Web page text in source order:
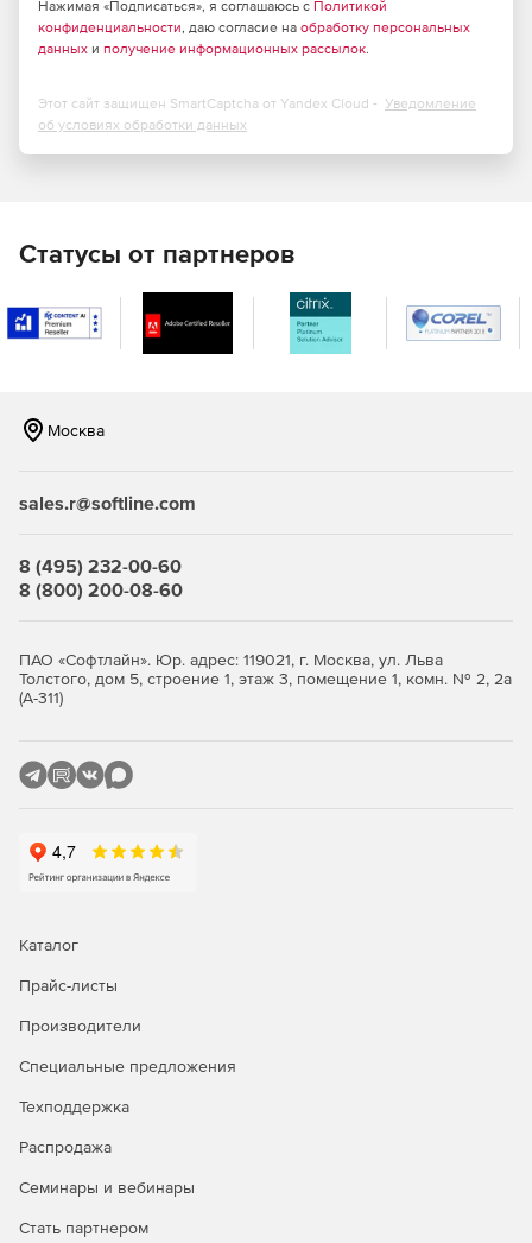
и вирусов
Kaspersky Security обеспечивает защиту от различных
видов вредоносных программ и вирусов, которые могут
угрожать безопасности данных. Это важно для
Контроль доступа
доступа, позволяющие ограничивать доступ к данным
конфиденциальной информации.
Kaspersky предлагает средства шифрования данных, что
обеспечивает дополнительный уровень защиты в случае
хранящейся на серверах.
Системы безопасности Kaspersky обеспечивают
мониторинг событий и предоставляют аналитику,
внедрения
совместимости с различными системами хранения
инфраструктуру бизнеса.
Обновления и поддержка
Нажимая «Подписаться», я соглашаюсь с Политикой
конфиденциальности, даю согласие на обработку персональных
данных и получение информационных рассылок.
Этот сайт защищен SmartCaptcha от Yandex Cloud - Уведомление
об условиях обработки данных
Статусы от партнеров
Москва
sales.r@softline.com
8 (495) 232-00-60
8 (800) 200-08-60
ПАО «Софтлайн». Юр. адрес: 119021, г. Москва, ул. Льва
Толстого, дом 5, строение 1, этаж 3, помещение 1, комн. № 2, 2а
(А-311)
Каталог
Прайс-листы
Производители
Специальные предложения
Техподдержка
Распродажа
Семинары и вебинары
Стать партнером